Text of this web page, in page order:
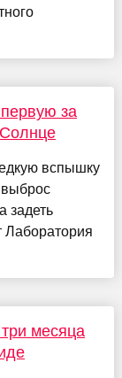
за
вспышку
задеть
Лаборатория
месяца